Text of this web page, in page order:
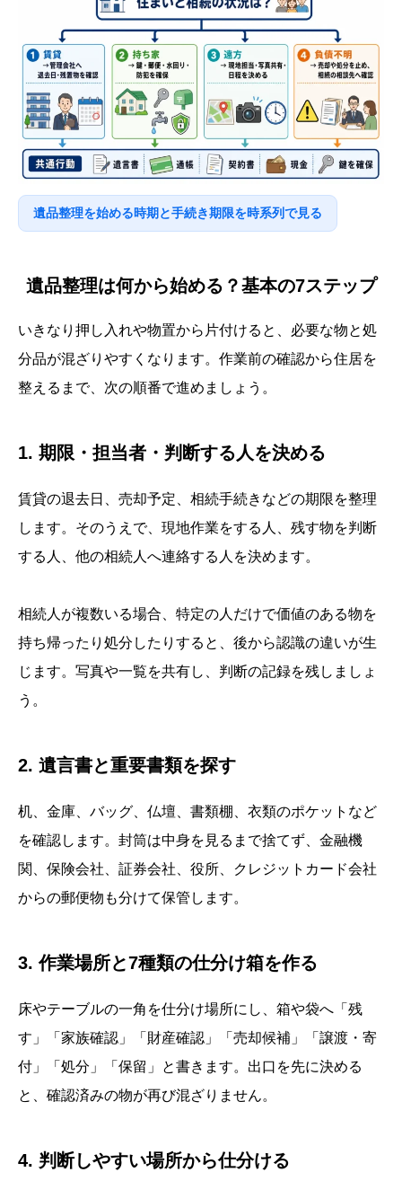
遺品整理を始める時期と手続き期限を時系列で見る
遺品整理は何から始める？基本の7ステップ
いきなり押し入れや物置から片付けると、必要な物と処
分品が混ざりやすくなります。作業前の確認から住居を
整えるまで、次の順番で進めましょう。
1. 期限・担当者・判断する人を決める
賃貸の退去日、売却予定、相続手続きなどの期限を整理
します。そのうえで、現地作業をする人、残す物を判断
する人、他の相続人へ連絡する人を決めます。
相続人が複数いる場合、特定の人だけで価値のある物を
持ち帰ったり処分したりすると、後から認識の違いが生
じます。写真や一覧を共有し、判断の記録を残しましょ
う。
2. 遺言書と重要書類を探す
机、金庫、バッグ、仏壇、書類棚、衣類のポケットなど
を確認します。封筒は中身を見るまで捨てず、金融機
関、保険会社、証券会社、役所、クレジットカード会社
からの郵便物も分けて保管します。
3. 作業場所と7種類の仕分け箱を作る
床やテーブルの一角を仕分け場所にし、箱や袋へ「残
す」「家族確認」「財産確認」「売却候補」「譲渡・寄
付」「処分」「保留」と書きます。出口を先に決める
と、確認済みの物が再び混ざりません。
4. 判断しやすい場所から仕分ける